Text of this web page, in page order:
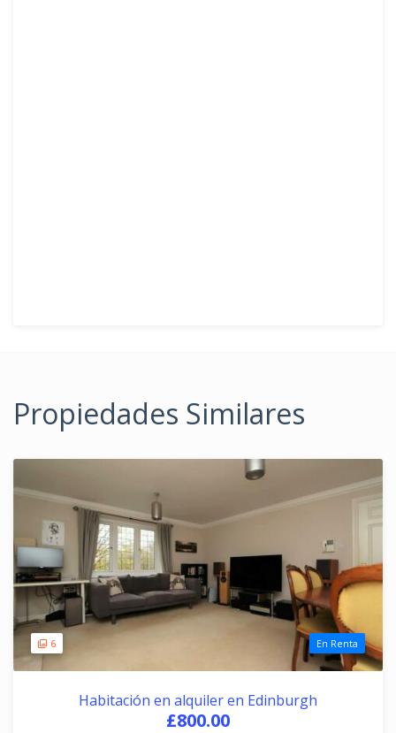
Propiedades Similares
6 En Renta
Habitación en alquiler en Edinburgh
£800.00